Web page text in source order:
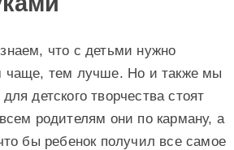
что с детьми нужно
чаще, тем лучше. Но и также мы
детского творчества стоят
родителям они по карману, а
бы ребенок получил все самое